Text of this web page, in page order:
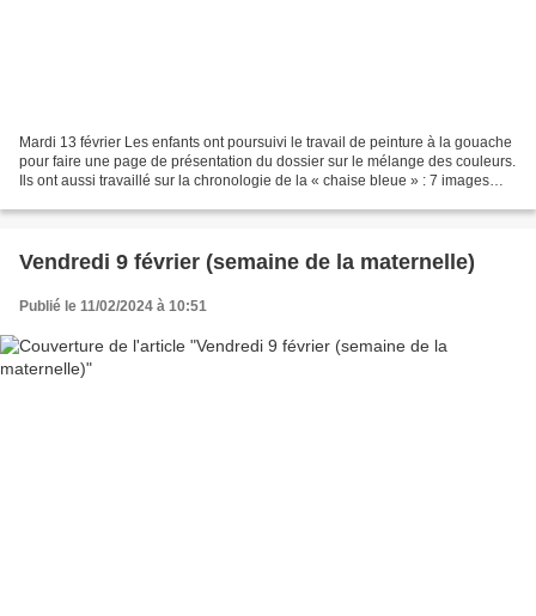
Mardi 13 février Les enfants ont poursuivi le travail de peinture à la gouache
pour faire une page de présentation du dossier sur le mélange des couleurs.
Ils ont aussi travaillé sur la chronologie de la « chaise bleue » : 7 images
Vendredi 9 février (semaine de la maternelle)
Publié le 11/02/2024 à 10:51